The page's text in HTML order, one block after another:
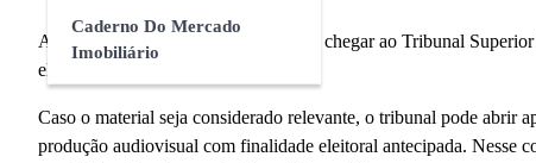
Caderno Do Mercado
Imobiliário
A repercussão do áudio também pode chegar ao Tribunal
eleitorais no Brasil.
Caso o material seja considerado relevante, o tribunal pode abrir
produção audiovisual com finalidade eleitoral antecipada. Nesse